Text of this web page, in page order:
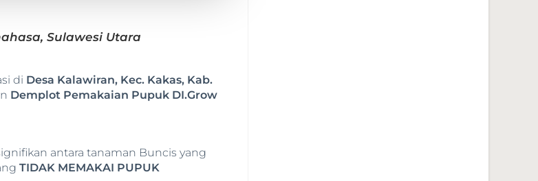
Sulawesi Utara
di Desa Kalawiran, Kec. Kakas, Kab.
Demplot Pemakaian Pupuk DI.Grow
antara tanaman Buncis yang
TIDAK MEMAKAI PUPUK